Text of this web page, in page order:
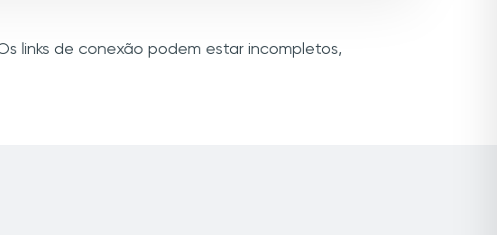
links de conexão podem estar incompletos,